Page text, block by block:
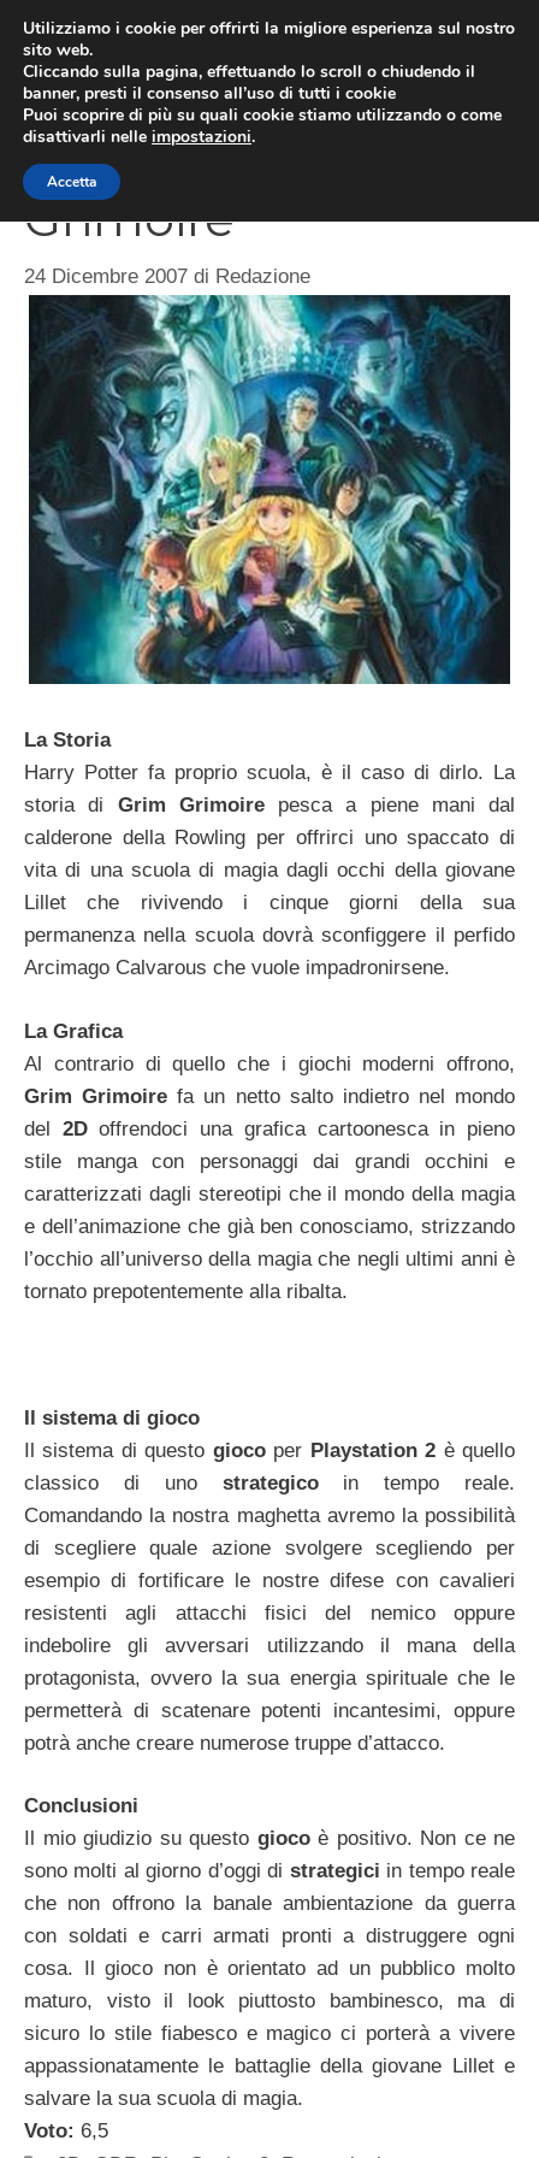
contenuto
Recensione: Grim
Grimoire
24 Dicembre 2007 di Redazione
La Storia
Harry Potter fa proprio scuola, è il caso di dirlo. La
storia di Grim Grimoirepesca a piene mani dal
calderone della Rowling per offrirci uno spaccato di
vita di una scuola di magia dagli occhi della giovane
Lillet che rivivendo i cinque giorni della sua
permanenza nella scuola dovrà sconfiggere il perfido
Arcimago Calvarous che vuole impadronirsene.
La Grafica
Al contrario di quello che i giochi moderni offrono,
Grim Grimoirefa un netto salto indietro nel mondo
del 2Doffrendoci una grafica cartoonesca in pieno
stile manga con personaggi dai grandi occhini e
caratterizzati dagli stereotipi che il mondo della magia
e dell’animazione che già ben conosciamo, strizzando
l’occhio all’universo della magia che negli ultimi anni è
tornato prepotentemente alla ribalta.
Il sistema di gioco
Il sistema di questo giocoper Playstation 2 è quello
classico di uno strategicoin tempo reale.
Comandando la nostra maghetta avremo la possibilità
di scegliere quale azione svolgere scegliendo per
esempio di fortificare le nostre difese con cavalieri
resistenti agli attacchi fisici del nemico oppure
indebolire gli avversari utilizzando il mana della
protagonista, ovvero la sua energia spirituale che le
permetterà di scatenare potenti incantesimi, oppure
potrà anche creare numerose truppe d’attacco.
Conclusioni
Il mio giudizio su questo giocoè positivo. Non ce ne
sono molti al giorno d’oggi di strategici in tempo reale
che non offrono la banale ambientazione da guerra
con soldati e carri armati pronti a distruggere ogni
cosa. Il gioco non è orientato ad un pubblico molto
maturo, visto il look piuttosto bambinesco, ma di
sicuro lo stile fiabesco e magico ci porterà a vivere
appassionatamente le battaglie della giovane Lillet e
salvare la sua scuola di magia.
Voto: 6,5
Utilizziamo i cookie per offrirti la migliore esperienza sul nostro
sito web.
Cliccando sulla pagina, effettuando lo scroll o chiudendo il
banner, presti il consenso all’uso di tutti i cookie
Puoi scoprire di più su quali cookie stiamo utilizzando o come
disattivarli nelle impostazioni.
Accetta